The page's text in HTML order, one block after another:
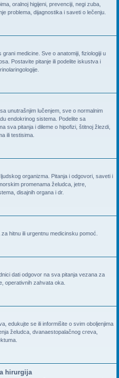
oralnoj higijeni, prevenciji, negi zuba,
problema, dijagnostika i saveti o lečenju.
medicine. Sve o anatomiji, fiziologiji u
Postavite pitanje ili podelite iskustva i
unutrašnjim lučenjem, sve o normalnim
endokrinog sistema. Podelite sa
sva pitanja i dileme o hipofizi, štitnoj žlezdi,
ili testisima.
organizma. Pitanja i odgovori, saveti i
promenama želudca, jetre,
disajnih organa i dr.
hitnu ili urgentnu medicinsku pomoć.
dati odgovor na sva pitanja vezana za
operativnih zahvata oka.
edukujte se ili informišite o svim oboljenjima
želudca, dvanaestopalačnog creva,
hirurgija